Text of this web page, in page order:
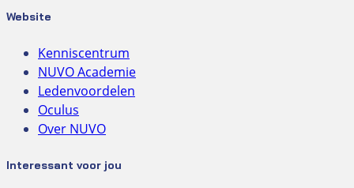
Website
Kenniscentrum
NUVO Academie
Ledenvoordelen
Oculus
Over NUVO
Interessant voor jou